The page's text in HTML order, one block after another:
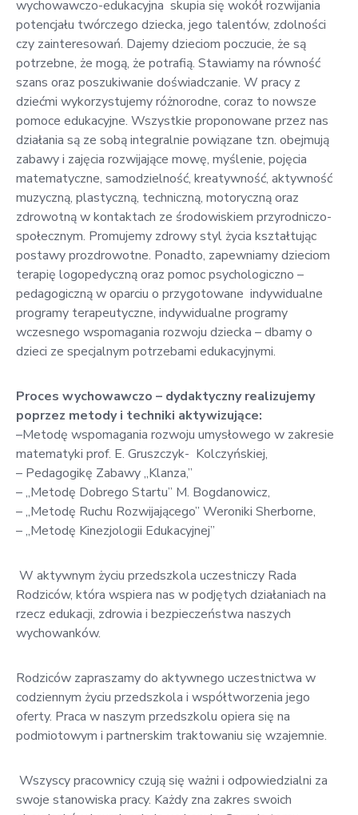
wychowawczo-edukacyjna skupia się wokół rozwijania
potencjału twórczego dziecka, jego talentów, zdolności
czy zainteresowań. Dajemy dzieciom poczucie, że są
potrzebne, że mogą, że potrafią. Stawiamy na równość
szans oraz poszukiwanie doświadczanie. W pracy z
dziećmi wykorzystujemy różnorodne, coraz to nowsze
pomoce edukacyjne. Wszystkie proponowane przez nas
działania są ze sobą integralnie powiązane tzn. obejmują
zabawy i zajęcia rozwijające mowę, myślenie, pojęcia
matematyczne, samodzielność, kreatywność, aktywność
muzyczną, plastyczną, techniczną, motoryczną oraz
zdrowotną w kontaktach ze środowiskiem przyrodniczo-
społecznym. Promujemy zdrowy styl życia kształtując
postawy prozdrowotne. Ponadto, zapewniamy dzieciom
terapię logopedyczną oraz pomoc psychologiczno –
pedagogiczną w oparciu o przygotowane indywidualne
programy terapeutyczne, indywidualne programy
wczesnego wspomagania rozwoju dziecka – dbamy o
dzieci ze specjalnym potrzebami edukacyjnymi.
Proces wychowawczo – dydaktyczny realizujemy
poprzez metody i techniki aktywizujące:
–Metodę wspomagania rozwoju umysłowego w zakresie
matematyki prof. E. Gruszczyk- Kolczyńskiej,
– Pedagogikę Zabawy ,,Klanza,”
– ,,Metodę Dobrego Startu” M. Bogdanowicz,
– ,,Metodę Ruchu Rozwijającego” Weroniki Sherborne,
– ,,Metodę Kinezjologii Edukacyjnej”
W aktywnym życiu przedszkola uczestniczy Rada
Rodziców, która wspiera nas w podjętych działaniach na
rzecz edukacji, zdrowia i bezpieczeństwa naszych
wychowanków.
Rodziców zapraszamy do aktywnego uczestnictwa w
codziennym życiu przedszkola i współtworzenia jego
oferty. Praca w naszym przedszkolu opiera się na
podmiotowym i partnerskim traktowaniu się wzajemnie.
Wszyscy pracownicy czują się ważni i odpowiedzialni za
swoje stanowiska pracy. Każdy zna zakres swoich